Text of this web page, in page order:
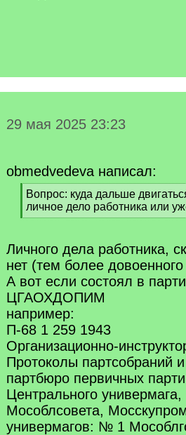
29 мая 2025 23:23
obmedvedeva написал:
[
q
]
Вопрос: куда дальше
личное дело работника или
[
q
]
Личного дела работника,
нет (тем более
А вот если состоял в
ЦГАОХДОПИМ
например:
П-68 1 259 1943
Организационно-
Протоколы партсобраний
партбюро первичных
Центрального
Мособлсовета,
универмагов: № 1